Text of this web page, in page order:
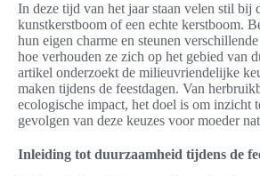
In deze tijd van het jaar staan velen stil bij
kunstkerstboom of een echte kerstboom.
hun eigen charme en steunen
hoe verhouden ze zich op het gebied van
artikel onderzoekt de milieuvriendelijke
maken tijdens de feestdagen. Van
ecologische impact, het doel is om inzicht
gevolgen van deze keuzes voor moeder
Inleiding tot duurzaamheid tijdens de